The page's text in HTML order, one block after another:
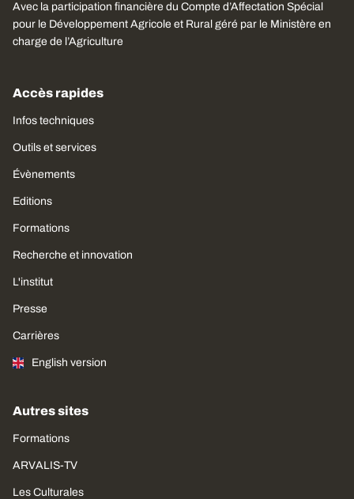
Avec la participation financière du Compte d’Affectation Spécial
pour le Développement Agricole et Rural géré par le Ministère en
charge de l’Agriculture
Accès rapides
Infos techniques
Outils et services
Évènements
Editions
Formations
Recherche et innovation
L'institut
Presse
Carrières
English version
Autres sites
Formations
ARVALIS-TV
Les Culturales